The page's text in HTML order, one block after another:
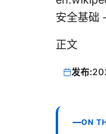
安全基础
正文
发布:
ON